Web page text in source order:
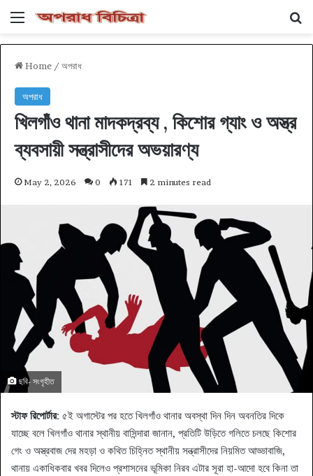
Menu
Home / অপরাধ
অপরাধ
খিলগাঁও থানা মাদকদ্রব্য , কিশোর গ্যাং ও অস্ত্র
ব্যবসায়ী সন্ত্রাসীদের অভয়ারণ্য
May 2, 2026 0 171 2 minutes read
ছবি- সংগৃহীত
স্টাফ রিপোর্টার: ৫ই অগাস্টের পর হতে খিলগাঁও থানার অবস্থা দিন দিন অবনতির দিকে
যাচ্ছে বলে খিলগাঁও থানার স্থানীয় বাসিন্দারা জানান, প্রতিটি উড়িতে গলিতে চলছে কিশোর
গেং ও অস্ত্রবাজ দের মহড়া ও কথিত চিহ্নিত স্থানীয় সন্ত্রাসীদের নিয়মিত আড্ডাবাজি,
থানায় একাধিকবার খবর দিলেও প্রশাসনের ভূমিকা নিরব এটার সূরা হা-আদো হবে কিনা তা